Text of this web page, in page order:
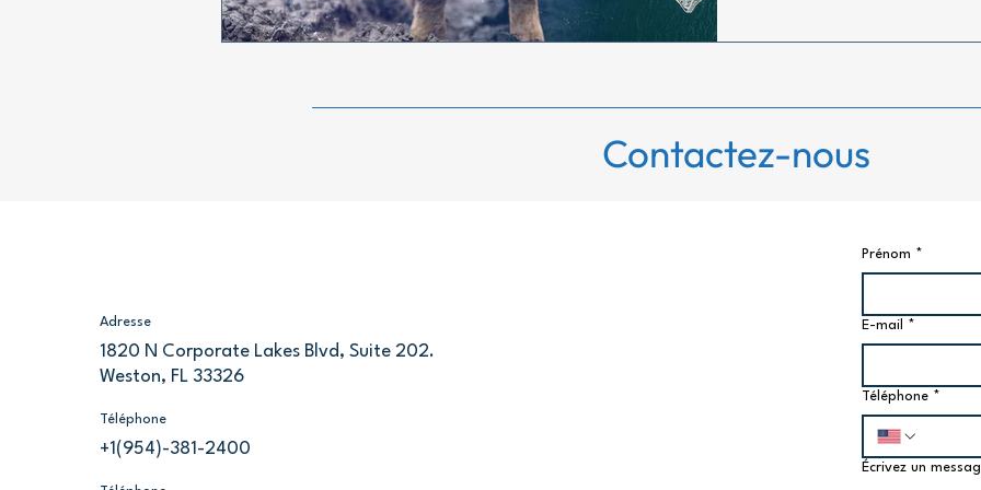
Contactez-nous
Adresse
1820 N Corporate Lakes Blvd, Suite 202.
Weston, FL 33326
Téléphone
+1(954)-381-2400
Prénom *
E-mail *
Téléphone *
Écrivez un